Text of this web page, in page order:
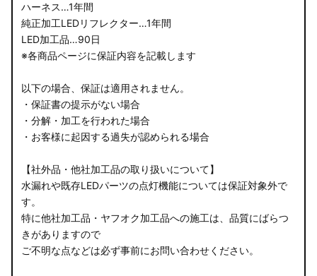
ハーネス…1年間
純正加工LEDリフレクター…1年間
LED加工品…90日
※各商品ページに保証内容を記載します
以下の場合、保証は適用されません。
・保証書の提示がない場合
・分解・加工を行われた場合
・お客様に起因する過失が認められる場合
【社外品・他社加工品の取り扱いについて】
水漏れや既存LEDパーツの点灯機能については保証対象外で
す。
特に他社加工品・ヤフオク加工品への施工は、品質にばらつ
きがありますので
ご不明な点などは必ず事前にお問い合わせください。